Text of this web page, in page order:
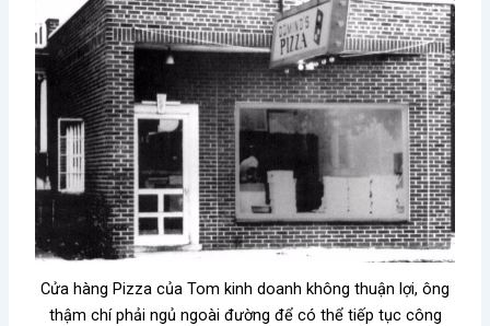
Cửa hàng Pizza của Tom kinh doanh không thuận lợi, ông
thậm chí phải ngủ ngoài đường để có thể tiếp tục công